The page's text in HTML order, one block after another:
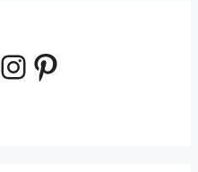
Instagram
Pinterest